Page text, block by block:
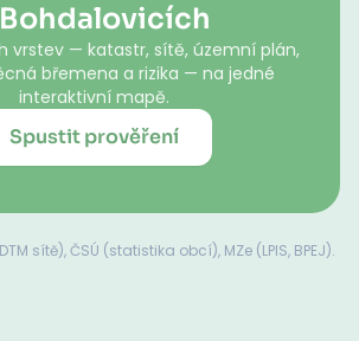
vrstev — katastr, sítě, územní plán,
břemena a rizika — na jedné
interaktivní mapě.
Spustit prověření
sítě), ČSÚ (statistika obcí), MZe (LPIS, BPEJ).